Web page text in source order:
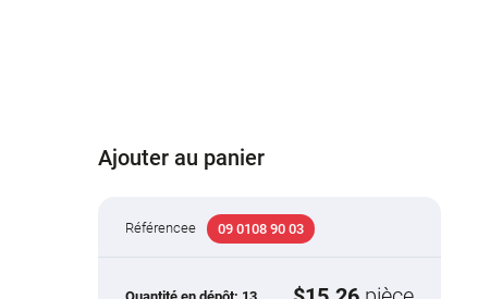
Ajouter au panier
Référencee 09 0108 90 03